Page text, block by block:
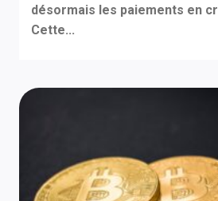
désormais les paiements en
Cette...